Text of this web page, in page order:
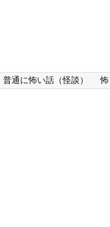
普通に怖い話（怪談）